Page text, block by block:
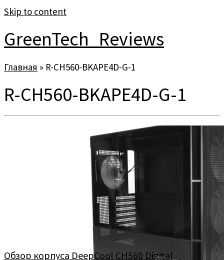
Skip to content
GreenTech_Reviews
Главная » R-CH560-BKAPE4D-G-1
R-CH560-BKAPE4D-G-1
Обзор корпуса DeepCool CH560 Digital